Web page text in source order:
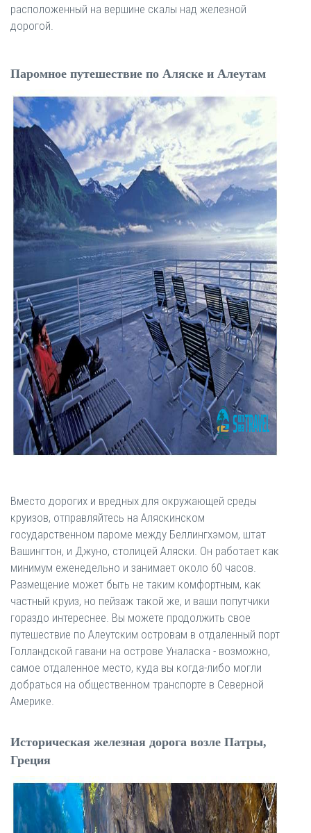
расположенный на вершине скалы над железной
дорогой.
Паромное путешествие по Аляске и Алеутам
Вместо дорогих и вредных для окружающей среды
круизов, отправляйтесь на Аляскинском
государственном пароме между Беллингхэмом, штат
Вашингтон, и Джуно, столицей Аляски. Он работает как
минимум еженедельно и занимает около 60 часов.
Размещение может быть не таким комфортным, как
частный круиз, но пейзаж такой же, и ваши попутчики
гораздо интереснее. Вы можете продолжить свое
путешествие по Алеутским островам в отдаленный порт
Голландской гавани на острове Уналаска - возможно,
самое отдаленное место, куда вы когда-либо могли
добраться на общественном транспорте в Северной
Америке.
Историческая железная дорога возле Патры,
Греция